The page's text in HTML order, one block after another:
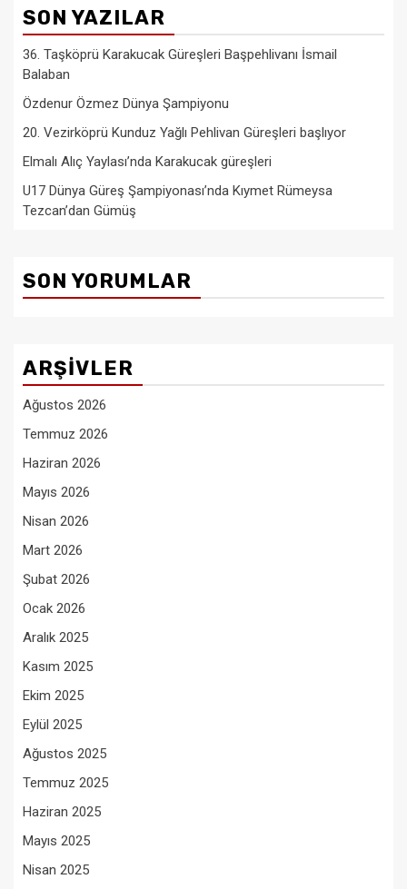
SON YAZILAR
36. Taşköprü Karakucak Güreşleri Başpehlivanı İsmail
Balaban
Özdenur Özmez Dünya Şampiyonu
20. Vezirköprü Kunduz Yağlı Pehlivan Güreşleri başlıyor
Elmalı Alıç Yaylası’nda Karakucak güreşleri
U17 Dünya Güreş Şampiyonası’nda Kıymet Rümeysa
Tezcan’dan Gümüş
SON YORUMLAR
ARŞIVLER
Ağustos 2026
Temmuz 2026
Haziran 2026
Mayıs 2026
Nisan 2026
Mart 2026
Şubat 2026
Ocak 2026
Aralık 2025
Kasım 2025
Ekim 2025
Eylül 2025
Ağustos 2025
Temmuz 2025
Haziran 2025
Mayıs 2025
Nisan 2025